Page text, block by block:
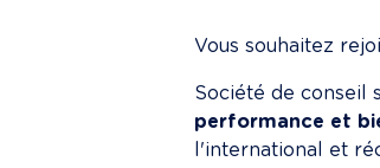
Vous souhaitez
Société de conseil
performance et
l'international et